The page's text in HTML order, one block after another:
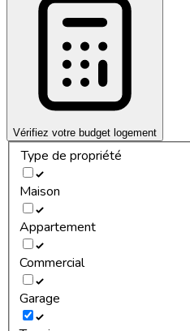
Vérifiez votre budget logement
Type de propriété
Maison
Appartement
Commercial
Garage